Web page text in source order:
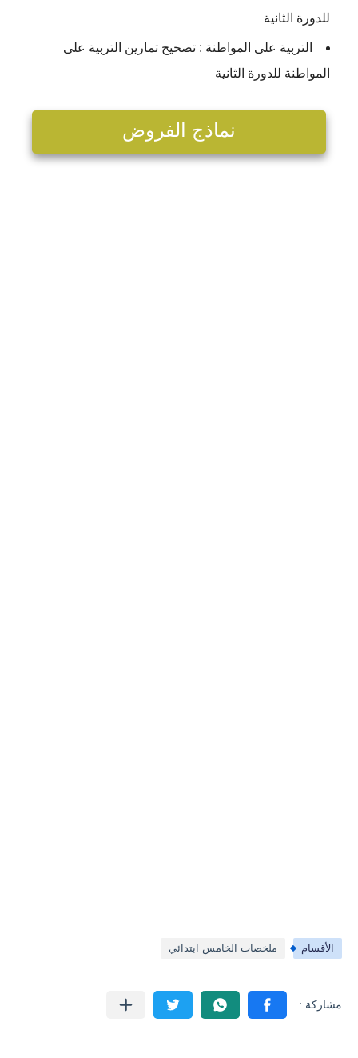
للدورة الثانية
التربیة على المواطنة : تصحيح تمارين التربیة على
المواطنة للدورة الثانية
نماذج الفروض
الأقسام ملخصات الخامس ابتدائي